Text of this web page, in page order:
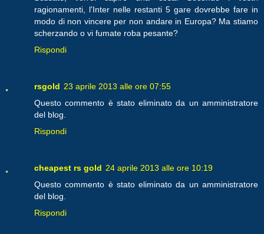
ragionamenti, l'Inter nelle restanti 5 gare dovrebbe fare in
modo di non vincere per non andare in Europa? Ma stiamo
scherzando o vi fumate roba pesante?
Rispondi
rsgold 23 aprile 2013 alle ore 07:55
Questo commento è stato eliminato da un amministratore
del blog.
Rispondi
cheapest rs gold 24 aprile 2013 alle ore 10:19
Questo commento è stato eliminato da un amministratore
del blog.
Rispondi